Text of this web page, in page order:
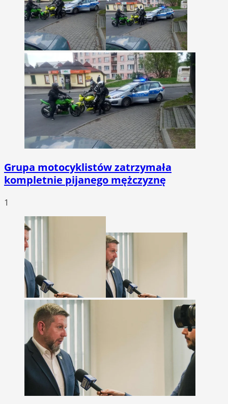
Grupa motocyklistów zatrzymała
kompletnie pijanego mężczyznę
1